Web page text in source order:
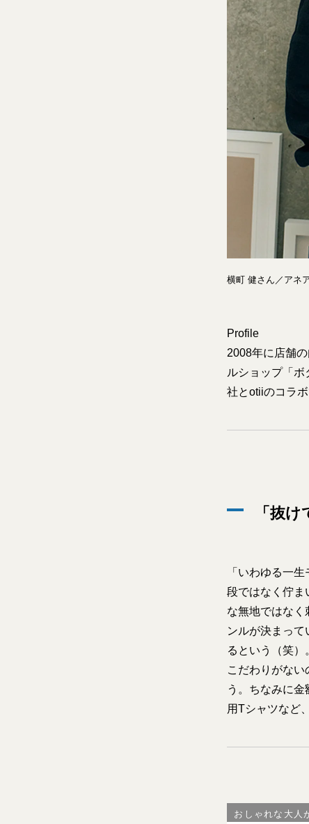
横町 健さん／アネ
Profile
2008年に店舗
ルショップ「
社とotiiのコラ
「抜
「いわゆる一
段ではなく佇ま
な無地ではな
ンルが決まっ
るという（笑
こだわりがな
う。ちなみに
用Tシャツなど
おしゃれな大人